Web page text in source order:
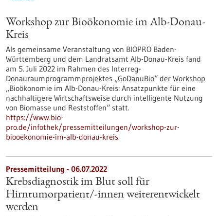
Workshop zur Bioökonomie im Alb-Donau-
Kreis
Als gemeinsame Veranstaltung von BIOPRO Baden-
Württemberg und dem Landratsamt Alb-Donau-Kreis fand
am 5. Juli 2022 im Rahmen des Interreg-
Donauraumprogrammprojektes „GoDanuBio“ der Workshop
„Bioökonomie im Alb-Donau-Kreis: Ansatzpunkte für eine
nachhaltigere Wirtschaftsweise durch intelligente Nutzung
von Biomasse und Reststoffen“ statt.
https://www.bio-
pro.de/infothek/pressemitteilungen/workshop-zur-
biooekonomie-im-alb-donau-kreis
Pressemitteilung - 06.07.2022
Krebsdiagnostik im Blut soll für
Hirntumorpatient/-innen weiterentwickelt
werden